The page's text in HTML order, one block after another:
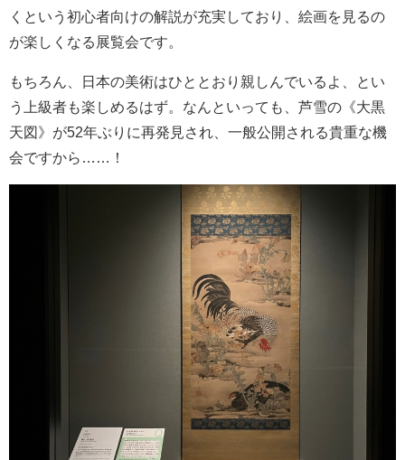
くという初心者向けの解説が充実しており、絵画を見るの
が楽しくなる展覧会です。
もちろん、日本の美術はひととおり親しんでいるよ、とい
う上級者も楽しめるはず。なんといっても、芦雪の《大黒
天図》が52年ぶりに再発見され、一般公開される貴重な機
会ですから……！